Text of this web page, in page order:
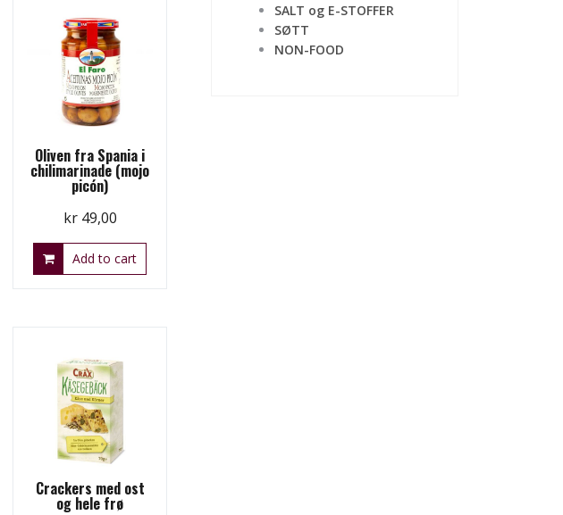
Oliven fra Spania i
chilimarinade (mojo
picón)
kr49,00
Add to cart
Crackers med ost
og hele frø
SALT og E-STOFFER
SØTT
NON-FOOD